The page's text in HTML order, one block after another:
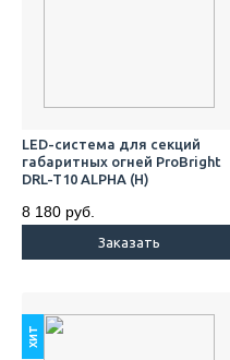
LED-система для секций
габаритных огней ProBright
DRL-T10 ALPHA (Н)
8 180 руб.
Заказать
хит